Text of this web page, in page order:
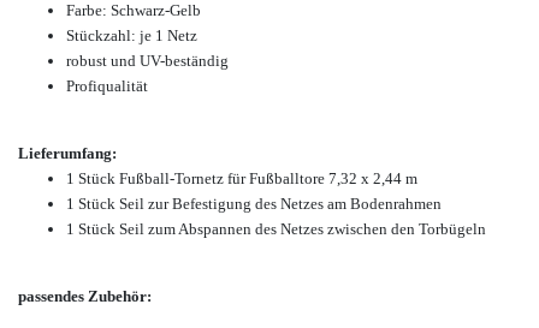
Farbe: Schwarz-Gelb
Stückzahl: je 1 Netz
robust und UV-beständig
Profiqualität
Lieferumfang:
1 Stück Fußball-Tornetz für Fußballtore 7,32 x 2,44 m
1 Stück Seil zur Befestigung des Netzes am Bodenrahmen
1 Stück Seil zum Abspannen des Netzes zwischen den Torbügeln
passendes Zubehör: